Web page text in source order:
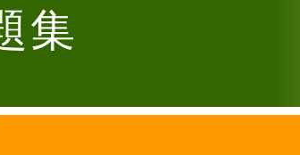
集